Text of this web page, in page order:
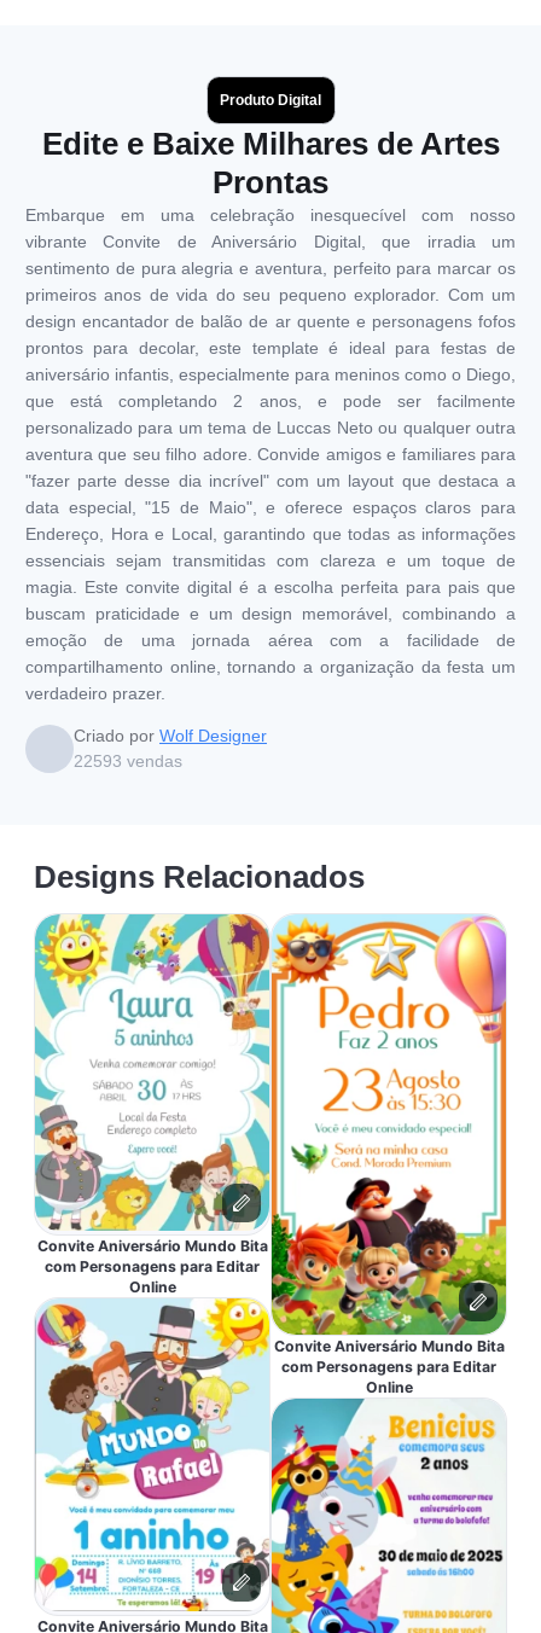
Produto Digital
Edite e Baixe Milhares de Artes
Prontas
Embarque em uma celebração inesquecível com nosso
vibrante Convite de Aniversário Digital, que irradia um
sentimento de pura alegria e aventura, perfeito para marcar os
primeiros anos de vida do seu pequeno explorador. Com um
design encantador de balão de ar quente e personagens fofos
prontos para decolar, este template é ideal para festas de
aniversário infantis, especialmente para meninos como o Diego,
que está completando 2 anos, e pode ser facilmente
personalizado para um tema de Luccas Neto ou qualquer outra
aventura que seu filho adore. Convide amigos e familiares para
"fazer parte desse dia incrível" com um layout que destaca a
data especial, "15 de Maio", e oferece espaços claros para
Endereço, Hora e Local, garantindo que todas as informações
essenciais sejam transmitidas com clareza e um toque de
magia. Este convite digital é a escolha perfeita para pais que
buscam praticidade e um design memorável, combinando a
emoção de uma jornada aérea com a facilidade de
compartilhamento online, tornando a organização da festa um
verdadeiro prazer.
Criado por Wolf Designer
22593 vendas
Designs Relacionados
Convite Aniversário Mundo Bita
com Personagens para Editar
Online
Convite Aniversário Mundo Bita
Convite Aniversário Mundo Bita
com Personagens para Editar
Online